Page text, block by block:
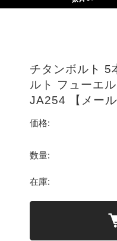
チタンボルト 5
ルト フューエ
JA254 【メール
価格:
数量:
在庫: